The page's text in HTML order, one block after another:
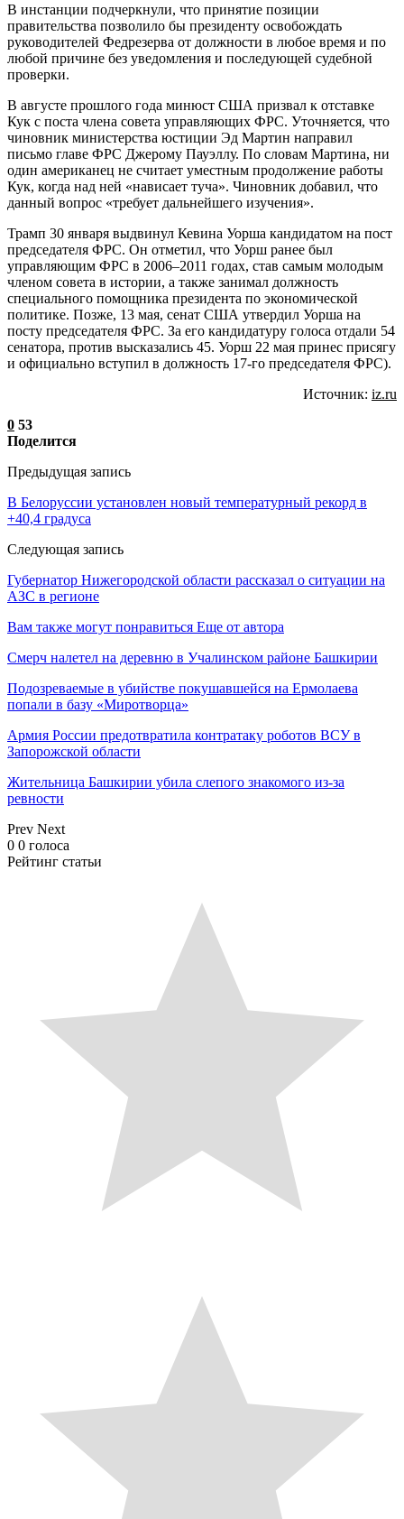
В инстанции подчеркнули, что принятие позиции
правительства позволило бы президенту освобождать
руководителей Федрезерва от должности в любое время и по
любой причине без уведомления и последующей судебной
проверки.
В августе прошлого года минюст США призвал к отставке
Кук с поста члена совета управляющих ФРС. Уточняется, что
чиновник министерства юстиции Эд Мартин направил
письмо главе ФРС Джерому Пауэллу. По словам Мартина, ни
один американец не считает уместным продолжение работы
Кук, когда над ней «нависает туча». Чиновник добавил, что
данный вопрос «требует дальнейшего изучения».
Трамп 30 января выдвинул Кевина Уорша кандидатом на пост
председателя ФРС. Он отметил, что Уорш ранее был
управляющим ФРС в 2006–2011 годах, став самым молодым
членом совета в истории, а также занимал должность
специального помощника президента по экономической
политике. Позже, 13 мая, сенат США утвердил Уорша на
посту председателя ФРС. За его кандидатуру голоса отдали 54
сенатора, против высказались 45. Уорш 22 мая принес присягу
и официально вступил в должность 17-го председателя ФРС).
Источник: iz.ru
0 53
Поделится
Предыдущая запись
В Белоруссии установлен новый температурный рекорд в
+40,4 градуса
Следующая запись
Губернатор Нижегородской области рассказал о ситуации на
АЗС в регионе
Вам также могут понравиться Еще от автора
Смерч налетел на деревню в Учалинском районе Башкирии
Подозреваемые в убийстве покушавшейся на Ермолаева
попали в базу «Миротворца»
Армия России предотвратила контратаку роботов ВСУ в
Запорожской области
Жительница Башкирии убила слепого знакомого из-за
ревности
Prev Next
0 0 голоса
Рейтинг статьи